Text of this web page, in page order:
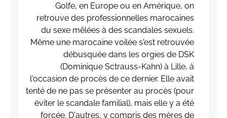
Golfe, en Europe ou en Amérique, on
retrouve des professionnelles marocaines
du sexe mêlées à des scandales sexuels.
Même une marocaine voilée s'est retrouvée
débusquée dans les orgies de DSK
(Dominique Sctrauss-Kahn) à Lille, à
l'occasion de procès de ce dernier. Elle avait
tenté de ne pas se présenter au procès (pour
éviter le scandale familial), mais elle y a été
forcée. D'autres, y compris des mères de